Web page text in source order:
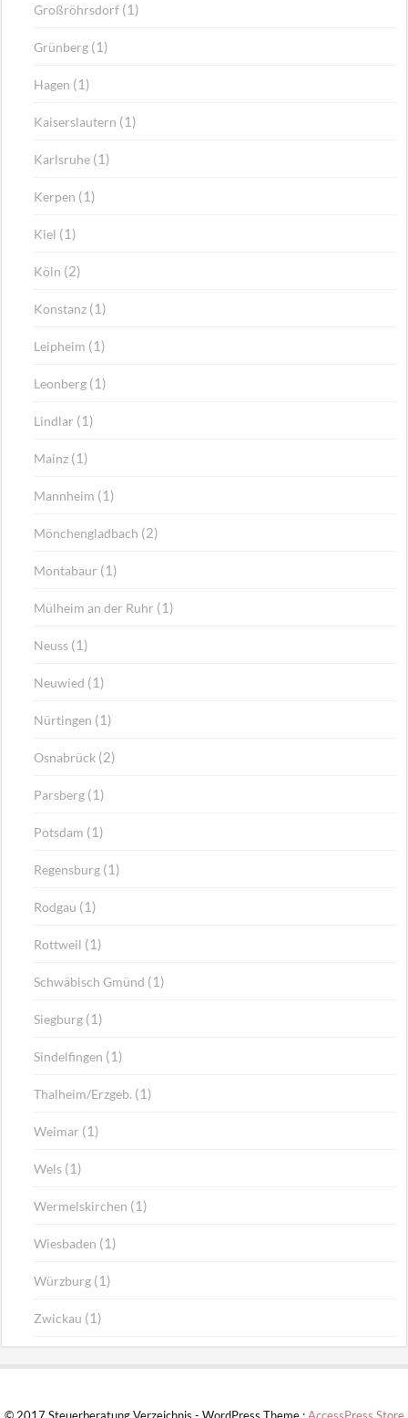
Großröhrsdorf (1)
Grünberg (1)
Hagen (1)
Kaiserslautern (1)
Karlsruhe (1)
Kerpen (1)
Kiel (1)
Köln (2)
Konstanz (1)
Leipheim (1)
Leonberg (1)
Lindlar (1)
Mainz (1)
Mannheim (1)
Mönchengladbach (2)
Montabaur (1)
Mülheim an der Ruhr (1)
Neuss (1)
Neuwied (1)
Nürtingen (1)
Osnabrück (2)
Parsberg (1)
Potsdam (1)
Regensburg (1)
Rodgau (1)
Rottweil (1)
Schwäbisch Gmünd (1)
Siegburg (1)
Sindelfingen (1)
Thalheim/Erzgeb. (1)
Weimar (1)
Wels (1)
Wermelskirchen (1)
Wiesbaden (1)
Würzburg (1)
Zwickau (1)